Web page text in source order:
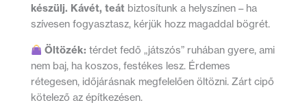
készülj. Kávét, teátbiztosítunk a helyszínen – ha
szívesen fogyasztasz, kérjük hozz magaddal bögrét.
Öltözék: térdet fedő „játszós” ruhában gyere, ami
nem baj, ha koszos, festékes lesz. Érdemes
rétegesen, időjárásnak megfelelően öltözni. Zárt cipő
kötelező az építkezésen.